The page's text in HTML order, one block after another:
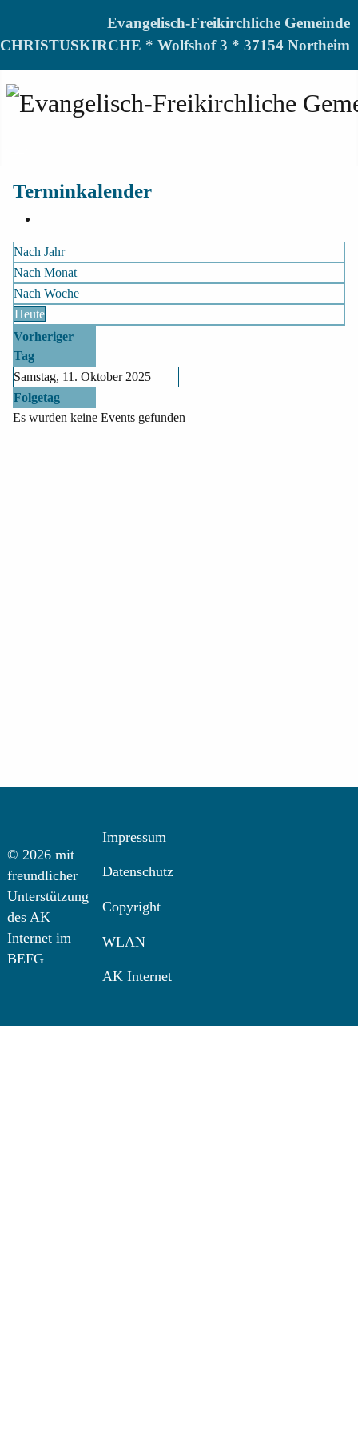
Evangelisch-Freikirchliche Gemeinde
CHRISTUSKIRCHE * Wolfshof 3 * 37154 Northeim
Terminkalender
Nach Jahr
Nach Monat
Nach Woche
Heute
Vorheriger
Tag
Samstag, 11. Oktober 2025
Folgetag
Es wurden keine Events gefunden
© 2026 mit
freundlicher
Unterstützung
des AK
Internet im
BEFG
Impressum
Datenschutz
Copyright
WLAN
AK Internet